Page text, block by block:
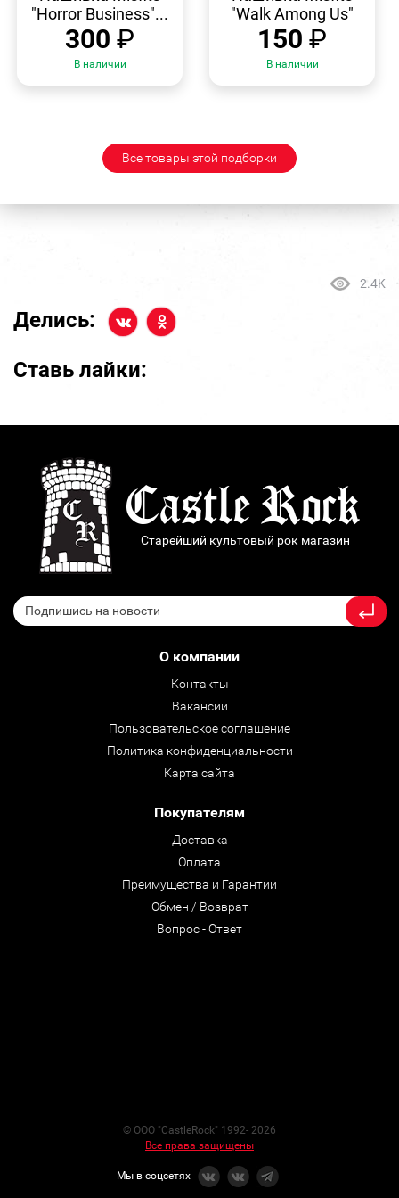
"Horror Business"...
300 ₽
В наличии
"Walk Among Us"
150 ₽
В наличии
Все товары этой подборки
2.4K
Делись:
Ставь лайки:
Старейший культовый рок магазин
О компании
Контакты
Вакансии
Пользовательское соглашение
Политика конфиденциальности
Карта сайта
Покупателям
Доставка
Оплата
Преимущества и Гарантии
Обмен / Возврат
Вопрос - Ответ
© ООО "CastleRock" 1992- 2026
Все права защищены
Мы в соцсетях